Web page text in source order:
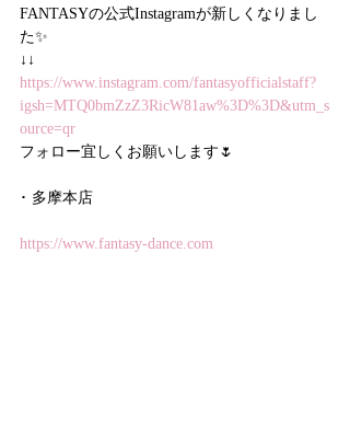
FANTASYの公式Instagramが新しくなりまし
た✨
↓↓
https://www.instagram.com/fantasyofficialstaff?
igsh=MTQ0bmZzZ3RicW81aw%3D%3D&utm_s
ource=qr
フォロー宜しくお願いします🌷
･ 多摩本店
https://www.fantasy-dance.com